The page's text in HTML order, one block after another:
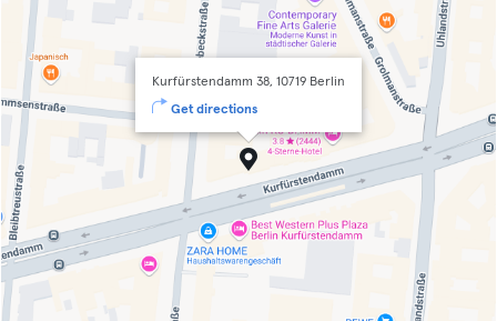
Kurfürstendamm 38, 10719 Berlin
Get directions